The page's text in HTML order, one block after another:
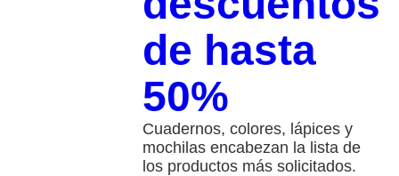
de hasta
50%
Cuadernos, colores, lápices y
mochilas encabezan la lista de
los productos más solicitados.